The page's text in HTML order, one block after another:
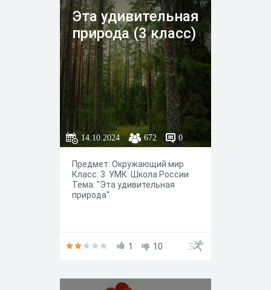
Эта удивительная
природа (3 класс)
14.10.2024 672 0
Предмет: Окружающий мир
Класс: 3 УМК: Школа России
Тема: "Эта удивительная
природа"
1 10